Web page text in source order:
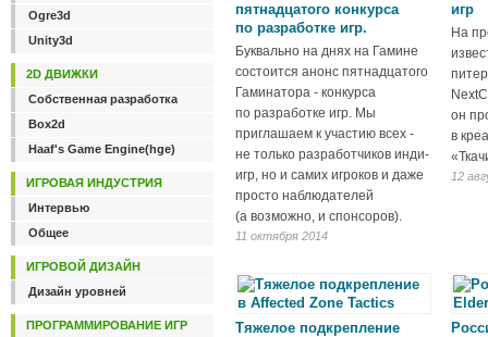
пятнадцатого конкурса
по разработке игр.
Буквально на днях на Гамине
состоится анонс пятнадцатого
Гаминатора - конкурса
по разработке игр. Мы
приглашаем к участию всех -
не только разработчиков инди-
игр, но и самих игроков и даже
просто наблюдателей
(а возможно, и спонсоров).
11 октября 2014
игр
На
он
в
12
Тяжелое подкрепление
Ogre3d
Unity3d
2D ДВИЖКИ
Собственная разработка
Box2d
Haaf's Game Engine(hge)
ИГРОВАЯ ИНДУСТРИЯ
Интервью
Общее
ИГРОВОЙ ДИЗАЙН
Дизайн уровней
ПРОГРАММИРОВАНИЕ ИГР